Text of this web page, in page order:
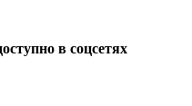
в соцсетях